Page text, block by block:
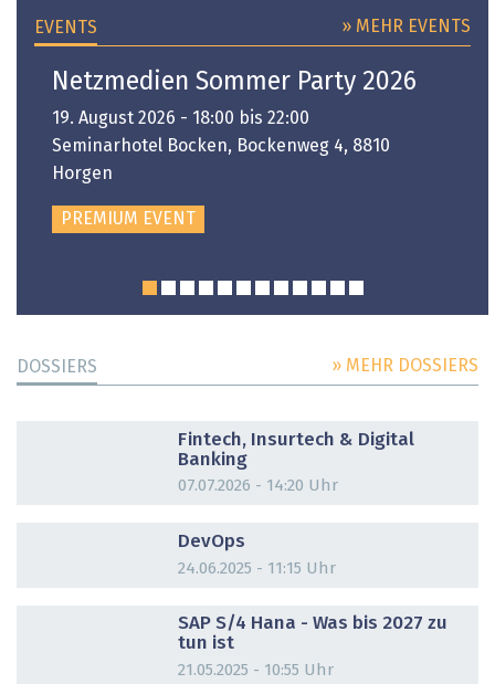
EVENTS » MEHR EVENTS
Netzmedien Sommer Party 2026
19. August 2026 - 18:00 bis 22:00
Seminarhotel Bocken, Bockenweg 4, 8810
Horgen
PREMIUM EVENT
DOSSIERS » MEHR DOSSIERS
Fintech, Insurtech & Digital
Banking
07.07.2026 - 14:20 Uhr
DevOps
24.06.2025 - 11:15 Uhr
SAP S/4 Hana - Was bis 2027 zu
tun ist
21.05.2025 - 10:55 Uhr